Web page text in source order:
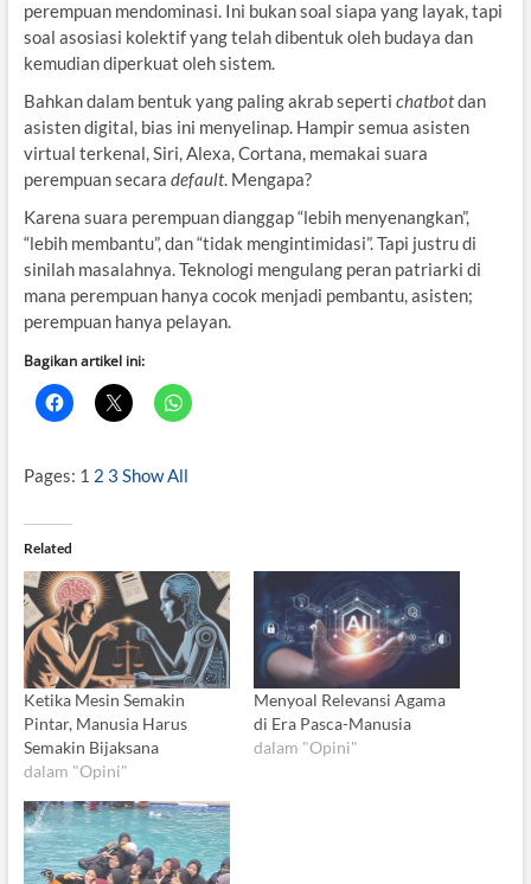
perempuan mendominasi. Ini bukan soal siapa yang layak, tapi
soal asosiasi kolektif yang telah dibentuk oleh budaya dan
kemudian diperkuat oleh sistem.
Bahkan dalam bentuk yang paling akrab seperti chatbotdan
asisten digital, bias ini menyelinap. Hampir semua asisten
virtual terkenal, Siri, Alexa, Cortana, memakai suara
perempuan secara default. Mengapa?
Karena suara perempuan dianggap “lebih menyenangkan”,
“lebih membantu”, dan “tidak mengintimidasi”. Tapi justru di
sinilah masalahnya. Teknologi mengulang peran patriarki di
mana perempuan hanya cocok menjadi pembantu, asisten;
perempuan hanya pelayan.
Bagikan artikel ini:
Pages: 1 2 3 Show All
Related
Ketika Mesin Semakin
Pintar, Manusia Harus
Semakin Bijaksana
dalam "Opini"
Menyoal Relevansi Agama
di Era Pasca-Manusia
dalam "Opini"